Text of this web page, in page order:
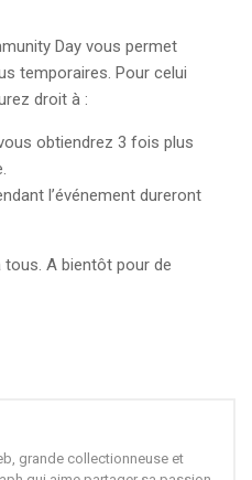
Day vous permet
temporaires. Pour celui
droit à :
obtiendrez 3 fois plus
l’événement dureront
A bientôt pour de
grande collectionneuse et